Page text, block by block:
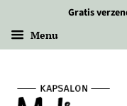
Gratis
Menu